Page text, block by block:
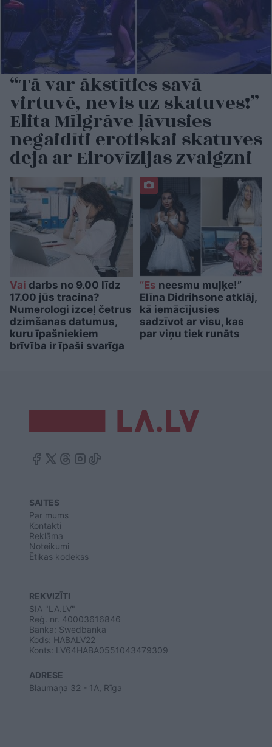
“Tā var ākstīties savā
virtuvē, nevis uz skatuves!”
Elita Mīlgrāve ļāvusies
negaidīti erotiskai skatuves
deja ar Eirovīzijas zvaigzni
Vai darbs no 9.00 līdz
17.00 jūs tracina?
Numerologi izceļ četrus
dzimšanas datumus,
kuru īpašniekiem
brīvība ir īpaši svarīga
“Es neesmu muļķe!”
Elīna Didrihsone atklāj,
kā iemācījusies
sadzīvot ar visu, kas
par viņu tiek runāts
SAITES
Par mums
Kontakti
Reklāma
Noteikumi
Ētikas kodekss
REKVIZĪTI
SIA "LA.LV"
Reģ. nr. 40003616846
Banka: Swedbanka
Kods: HABALV22
Konts: LV64HABA0551043479309
ADRESE
Blaumaņa 32 - 1A, Rīga